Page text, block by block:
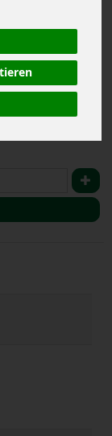
€ / Liter)